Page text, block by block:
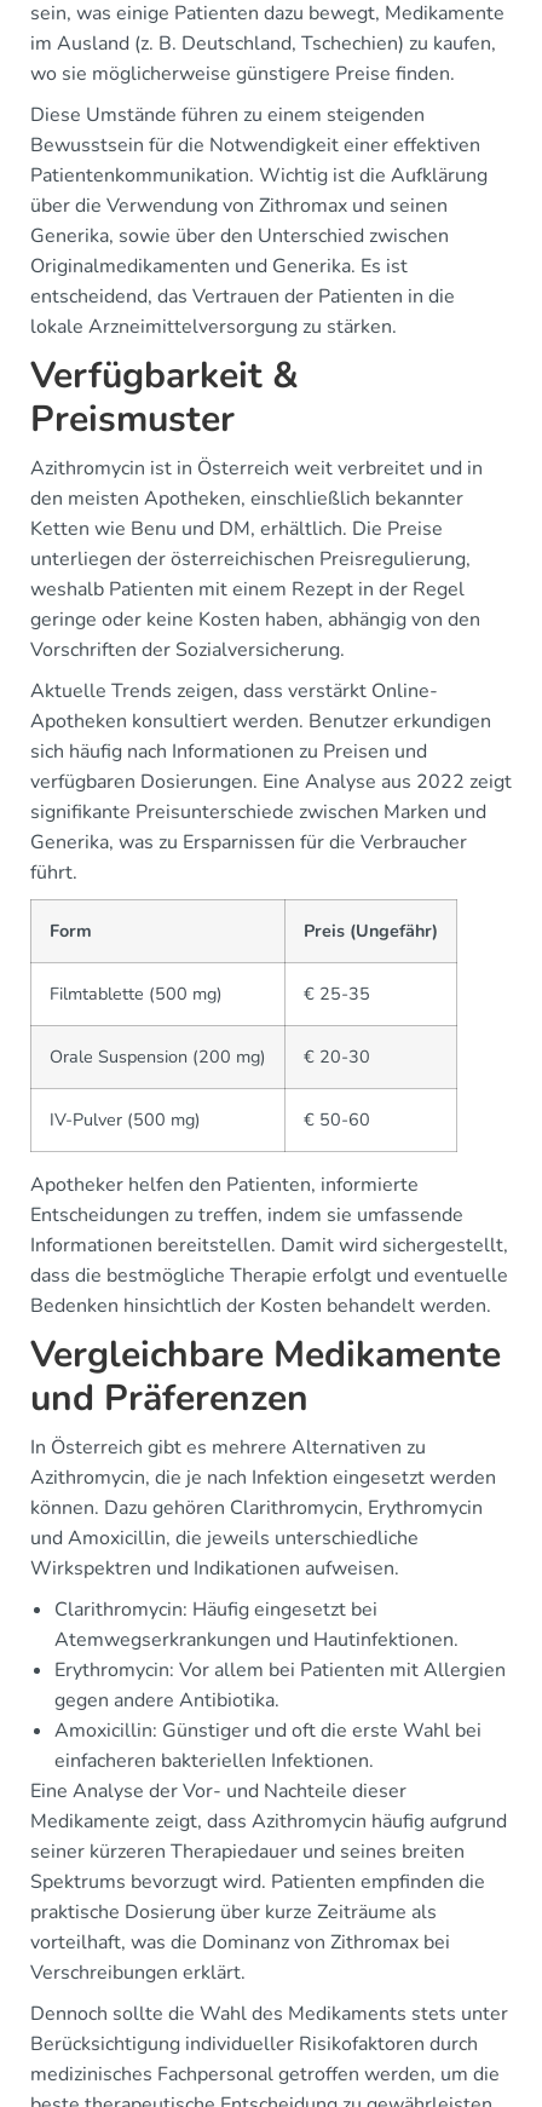
sein, was einige Patienten dazu bewegt, Medikamente
im Ausland (z. B. Deutschland, Tschechien) zu kaufen,
wo sie möglicherweise günstigere Preise finden.
Diese Umstände führen zu einem steigenden
Bewusstsein für die Notwendigkeit einer effektiven
Patientenkommunikation. Wichtig ist die Aufklärung
über die Verwendung von Zithromax und seinen
Generika, sowie über den Unterschied zwischen
Originalmedikamenten und Generika. Es ist
entscheidend, das Vertrauen der Patienten in die
lokale Arzneimittelversorgung zu stärken.
Verfügbarkeit &
Preismuster
Azithromycin ist in Österreich weit verbreitet und in
den meisten Apotheken, einschließlich bekannter
Ketten wie Benu und DM, erhältlich. Die Preise
unterliegen der österreichischen Preisregulierung,
weshalb Patienten mit einem Rezept in der Regel
geringe oder keine Kosten haben, abhängig von den
Vorschriften der Sozialversicherung.
Aktuelle Trends zeigen, dass verstärkt Online-
Apotheken konsultiert werden. Benutzer erkundigen
sich häufig nach Informationen zu Preisen und
verfügbaren Dosierungen. Eine Analyse aus 2022 zeigt
signifikante Preisunterschiede zwischen Marken und
Generika, was zu Ersparnissen für die Verbraucher
führt.
Form Preis (Ungefähr)
Filmtablette (500 mg) € 25-35
Orale Suspension (200 mg) € 20-30
IV-Pulver (500 mg) € 50-60
Apotheker helfen den Patienten, informierte
Entscheidungen zu treffen, indem sie umfassende
Informationen bereitstellen. Damit wird sichergestellt,
dass die bestmögliche Therapie erfolgt und eventuelle
Bedenken hinsichtlich der Kosten behandelt werden.
Vergleichbare Medikamente
und Präferenzen
In Österreich gibt es mehrere Alternativen zu
Azithromycin, die je nach Infektion eingesetzt werden
können. Dazu gehören Clarithromycin, Erythromycin
und Amoxicillin, die jeweils unterschiedliche
Wirkspektren und Indikationen aufweisen.
Clarithromycin: Häufig eingesetzt bei
Atemwegserkrankungen und Hautinfektionen.
Erythromycin: Vor allem bei Patienten mit Allergien
gegen andere Antibiotika.
Amoxicillin: Günstiger und oft die erste Wahl bei
einfacheren bakteriellen Infektionen.
Eine Analyse der Vor- und Nachteile dieser
Medikamente zeigt, dass Azithromycin häufig aufgrund
seiner kürzeren Therapiedauer und seines breiten
Spektrums bevorzugt wird. Patienten empfinden die
praktische Dosierung über kurze Zeiträume als
vorteilhaft, was die Dominanz von Zithromax bei
Verschreibungen erklärt.
Dennoch sollte die Wahl des Medikaments stets unter
Berücksichtigung individueller Risikofaktoren durch
medizinisches Fachpersonal getroffen werden, um die